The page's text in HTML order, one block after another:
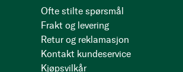
Ofte stilte spørsmål
Frakt og levering
Retur og reklamasjon
Kontakt kundeservice
Kjøpsvilkår